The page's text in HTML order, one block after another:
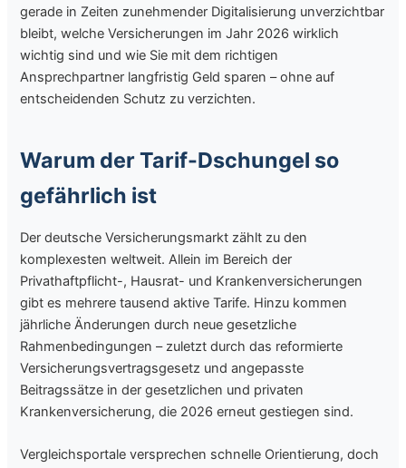
gerade in Zeiten zunehmender Digitalisierung unverzichtbar
bleibt, welche Versicherungen im Jahr 2026 wirklich
wichtig sind und wie Sie mit dem richtigen
Ansprechpartner langfristig Geld sparen – ohne auf
entscheidenden Schutz zu verzichten.
Warum der Tarif-Dschungel so
gefährlich ist
Der deutsche Versicherungsmarkt zählt zu den
komplexesten weltweit. Allein im Bereich der
Privathaftpflicht-, Hausrat- und Krankenversicherungen
gibt es mehrere tausend aktive Tarife. Hinzu kommen
jährliche Änderungen durch neue gesetzliche
Rahmenbedingungen – zuletzt durch das reformierte
Versicherungsvertragsgesetz und angepasste
Beitragssätze in der gesetzlichen und privaten
Krankenversicherung, die 2026 erneut gestiegen sind.
Vergleichsportale versprechen schnelle Orientierung, doch